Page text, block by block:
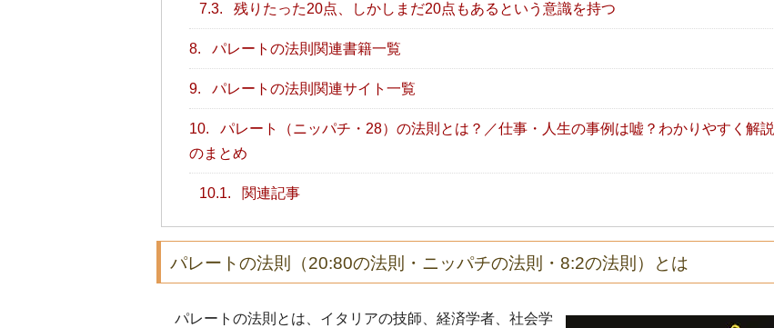
7.3. 残りたった20点、しかしまだ20点もあるという意識を持つ
8. パレートの法則関連書籍一覧
9. パレートの法則関連サイト一覧
10.
パレート（ニッパチ・28）の法則とは？／仕事・人生の事例は嘘？わかりやすく解説
のまとめ
10.1. 関連記事
パレートの法則（20:80の法則・ニッパチの法則・8:2の法則）とは
パレートの法則とは、イタリアの技師、経済学者、社会学